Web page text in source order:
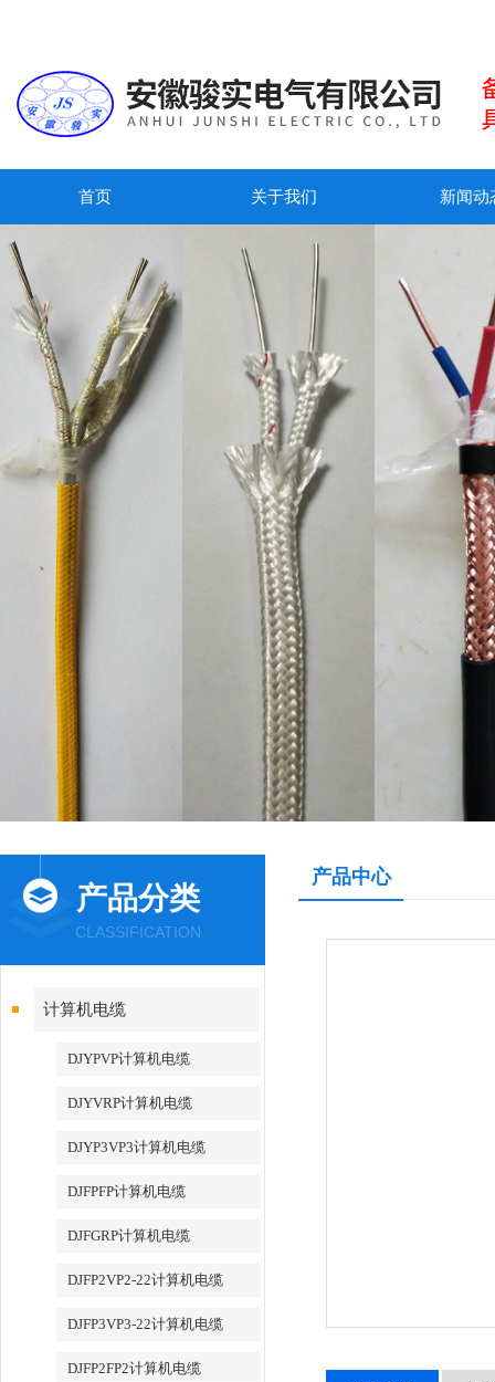
首页 关于我们 新闻动
产品分类
CLASSIFICATION
计算机电缆
DJYPVP计算机电缆
DJYVRP计算机电缆
DJYP3VP3计算机电缆
DJFPFP计算机电缆
DJFGRP计算机电缆
DJFP2VP2-22计算机电缆
DJFP3VP3-22计算机电缆
DJFP2FP2计算机电缆
产品中心